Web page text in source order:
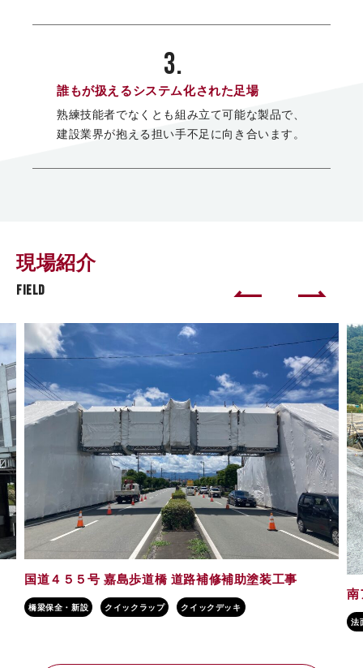
3.
誰もが扱えるシステム化された足場
熟練技能者でなくとも組み立て可能な製品で、
建設業界が抱える担い手不足に向き合います。
現場紹介
FIELD
南アルプス市 浄水場取水施設改修工事
名